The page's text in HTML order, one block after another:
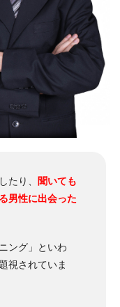
たり、
聞いても
男性に出会った
ング」といわ
視されていま